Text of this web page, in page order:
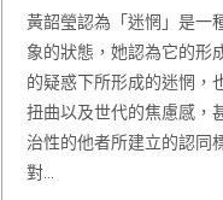
黃韶瑩認為「迷惘」是一
象的狀態，她認為它的形
的疑惑下所形成的迷惘，
扭曲以及世代的焦慮感，
治性的他者所建立的認同
對…